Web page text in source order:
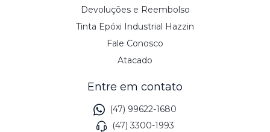
Devoluções e Reembolso
Tinta Epóxi Industrial Hazzin
Fale Conosco
Atacado
Entre em contato
(47) 99622-1680
(47) 3300-1993